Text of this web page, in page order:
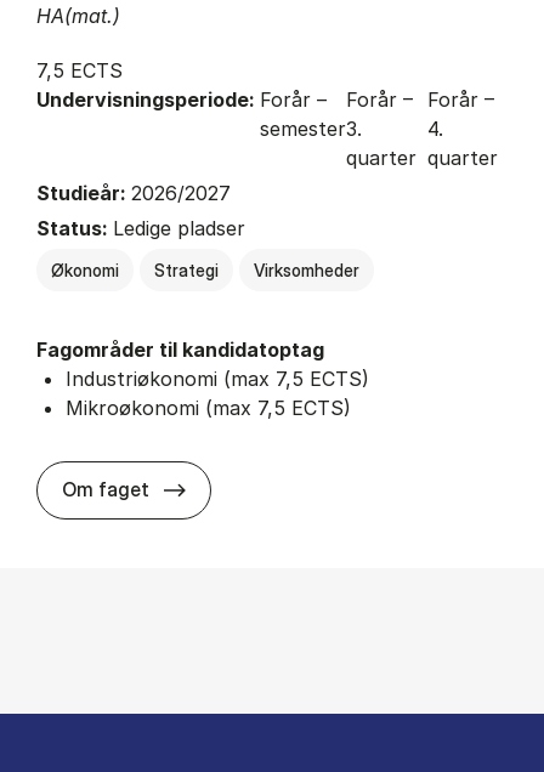
HA(mat.)
7,5 ECTS
Undervisningsperiode: Forår –
semester
Forår –
3.
quarter
Forår –
4.
quarter
Studieår: 2026/2027
Status: Ledige pladser
Økonomi Strategi Virksomheder
Fagområder til kandidatoptag
Industriøkonomi (max 7,5 ECTS)
Mikroøkonomi (max 7,5 ECTS)
Om faget about